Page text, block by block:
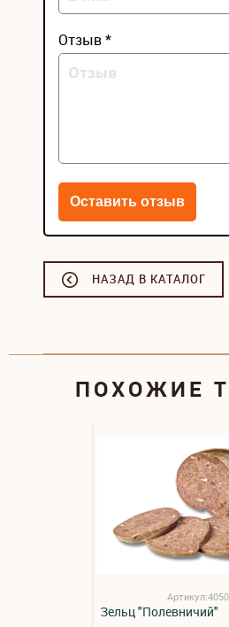
Отзыв *
НАЗАД В КАТАЛОГ
ПОХОЖИЕ
Артикул:4050
Зельц "Полевничий"